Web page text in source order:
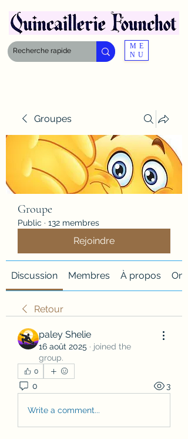
ME
NU
Groupes
Groupe
Public · 132 membres
Rejoindre
Discussion Membres À propos
Retour
paley Shelie
16 août 2025 · joined the
group.
0
0 3
Write a comment...